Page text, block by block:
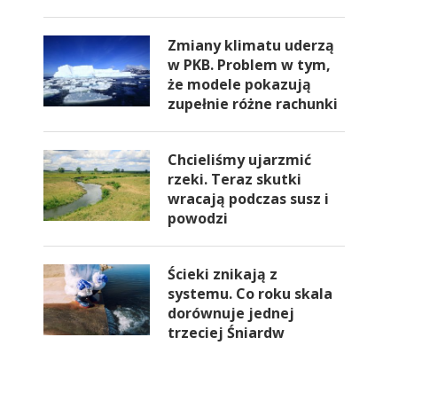
Zmiany klimatu uderzą
w PKB. Problem w tym,
że modele pokazują
zupełnie różne rachunki
Chcieliśmy ujarzmić
rzeki. Teraz skutki
wracają podczas susz i
powodzi
Ścieki znikają z
systemu. Co roku skala
dorównuje jednej
trzeciej Śniardw